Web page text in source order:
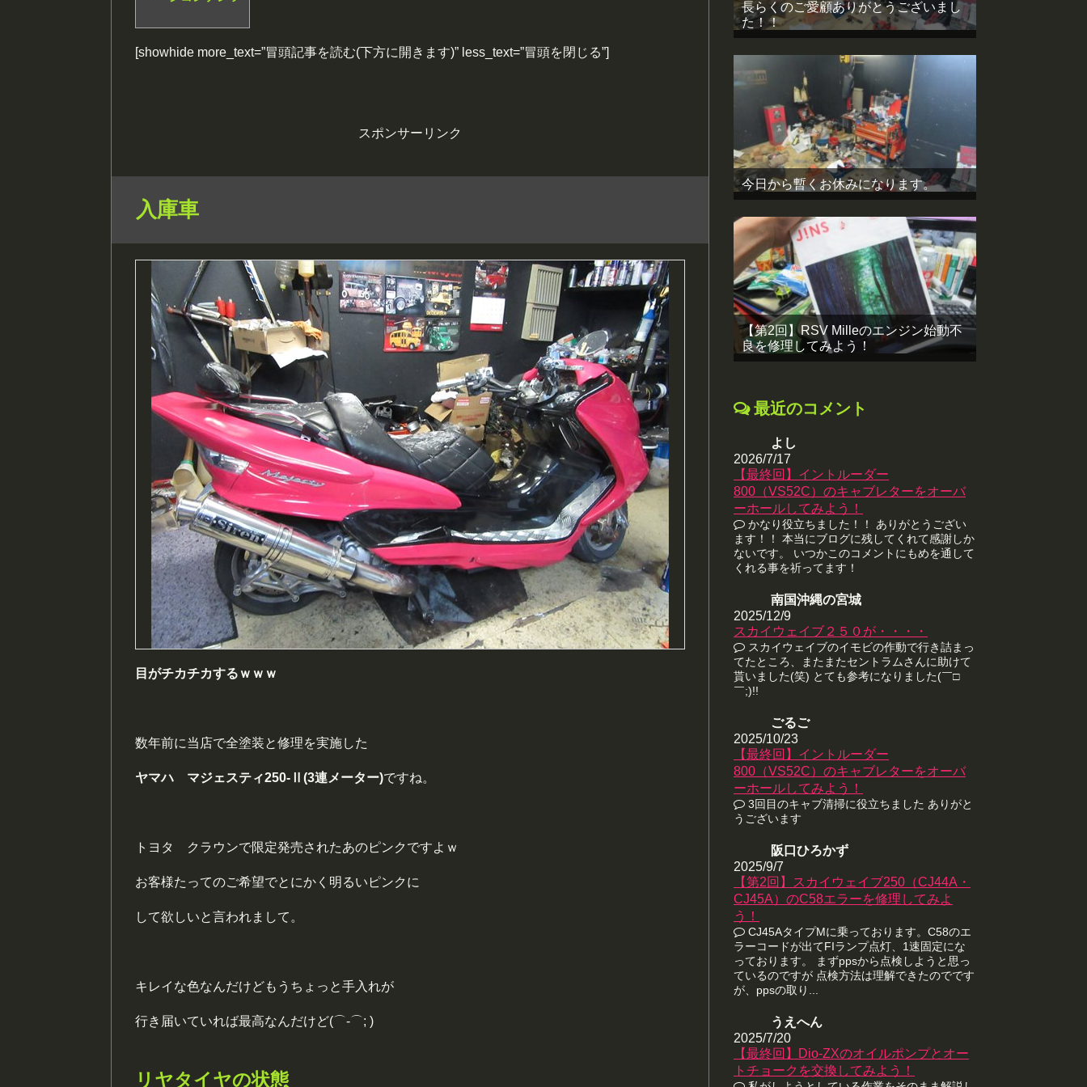
[showhide more_text=”冒頭記事を読む(下方に開きます)” less_text=”冒頭を閉じる”]
スポンサーリンク
入庫車
目がチカチカするｗｗｗ
数年前に当店で全塗装と修理を実施した
ヤマハ マジェスティ250-Ⅱ(3連メーター)ですね。
トヨタ クラウンで限定発売されたあのピンクですよｗ
お客様たってのご希望でとにかく明るいピンクに
して欲しいと言われまして。
キレイな色なんだけどもうちょっと手入れが
行き届いていれば最高なんだけど(⌒-⌒; )
リヤタイヤの状態
長らくのご愛顧ありがとうございまし
た！！
今日から暫くお休みになります。
【第2回】RSV Milleのエンジン始動不
良を修理してみよう！
最近のコメント
よし
2026/7/17
【最終回】イントルーダー
800（VS52C）のキャブレターをオーバ
ーホールしてみよう！
かなり役立ちました！！ ありがとうござい
ます！！ 本当にブログに残してくれて感謝しか
ないです。 いつかこのコメントにもめを通して
くれる事を祈ってます！
南国沖縄の宮城
2025/12/9
スカイウェイブ２５０が・・・・
スカイウェイブのイモビの作動で行き詰まっ
てたところ、またまたセントラムさんに助けて
貰いました(笑) とても参考になりました(￣□
￣;)!!
ごるご
2025/10/23
【最終回】イントルーダー
800（VS52C）のキャブレターをオーバ
ーホールしてみよう！
3回目のキャブ清掃に役立ちました ありがと
うございます
阪口ひろかず
2025/9/7
【第2回】スカイウェイブ250（CJ44A・
CJ45A）のC58エラーを修理してみよ
う！
CJ45AタイプMに乗っております。C58のエ
ラーコードが出てFIランプ点灯、1速固定にな
っております。 まずppsから点検しようと思っ
ているのですが 点検方法は理解できたのでです
が、ppsの取り...
うえへん
2025/7/20
【最終回】Dio-ZXのオイルポンプとオー
トチョークを交換してみよう！